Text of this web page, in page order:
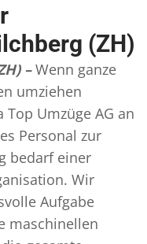
(ZH)
– Wenn ganze
umziehen
Umzüge AG an
Personal zur
bedarf einer
Wir
Aufgabe
maschinellen